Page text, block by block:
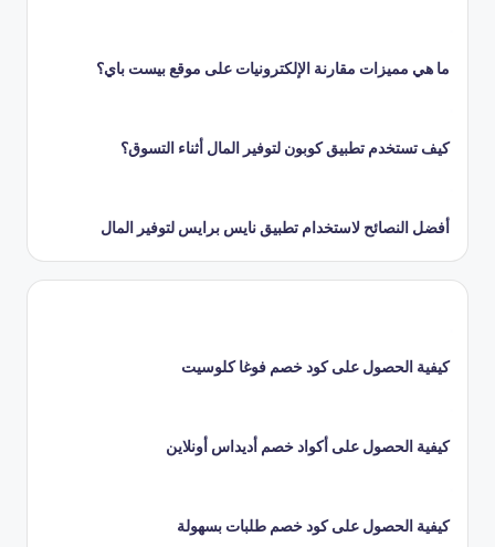
ما هي مميزات مقارنة الإلكترونيات على موقع بيست باي؟
كيف تستخدم تطبيق كوبون لتوفير المال أثناء التسوق؟
أفضل النصائح لاستخدام تطبيق نايس برايس لتوفير المال
كيفية الحصول على كود خصم فوغا كلوسيت
كيفية الحصول على أكواد خصم أديداس أونلاين
كيفية الحصول على كود خصم طلبات بسهولة